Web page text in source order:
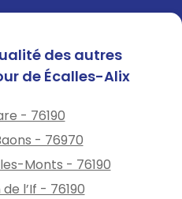
des autres
de Écalles-Alix
- 76190
- 76970
Monts - 76190
l’If - 76190